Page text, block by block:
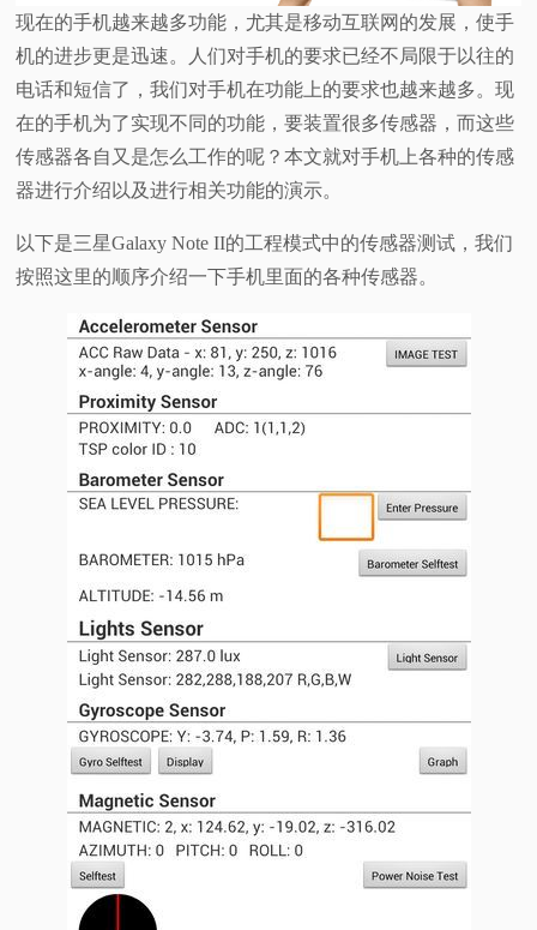
评
视
频
科
现在的手机越来越多功能，尤其是移动互联网的发展，使手
机的进步更是迅速。人们对手机的要求已经不局限于以往的
电话和短信了，我们对手机在功能上的要求也越来越多。现
在的手机为了实现不同的功能，要装置很多传感器，而这些
传感器各自又是怎么工作的呢？本文就对手机上各种的传感
器进行介绍以及进行相关功能的演示。
以下是三星Galaxy Note II的工程模式中的传感器测试，我们
按照这里的顺序介绍一下手机里面的各种传感器。